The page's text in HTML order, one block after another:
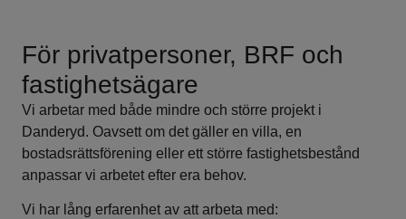
För privatpersoner, BRF och
fastighetsägare
Vi arbetar med både mindre och större projekt i
Danderyd. Oavsett om det gäller en villa, en
bostadsrättsförening eller ett större fastighetsbestånd
anpassar vi arbetet efter era behov.
Vi har lång erfarenhet av att arbeta med: